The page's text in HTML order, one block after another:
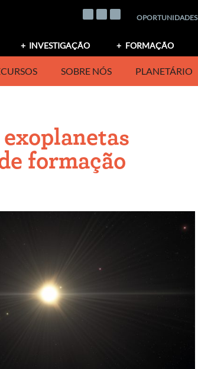
OPORTUNIDADES
INVESTIGAÇÃO FORMAÇÃO
SOBRE NÓS PLANETÁRIO
formação